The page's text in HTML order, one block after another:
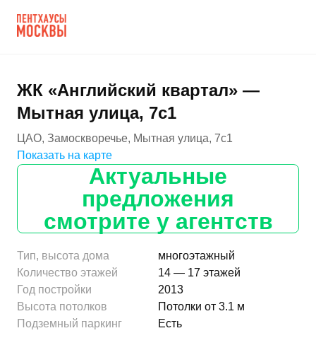
ЖК «Английский квартал» —
Мытная улица, 7с1
ЦАО, Замоскворечье, Мытная улица, 7с1
Показать на карте
Актуальные
предложения
смотрите у агентств
Тип, высота дома
многоэтажный
Количество этажей
14 — 17 этажей
Год постройки
2013
Высота потолков
Потолки от 3.1 м
Подземный паркинг
Есть